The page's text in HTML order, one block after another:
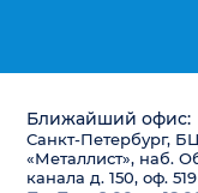
Ближайший офис:
Санкт-Петербург, БЦ
«Металлист», наб.
канала д. 150, оф. 519